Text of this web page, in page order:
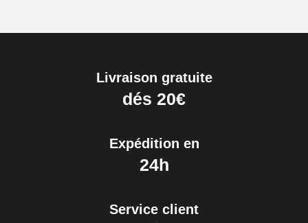
Livraison gratuite
dés 20€
Expédition en
24h
Service client